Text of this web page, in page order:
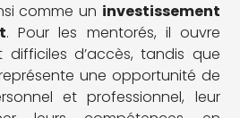
comme un investissement
. Pour les mentorés, il ouvre
d’accès, tandis que
une opportunité de
et professionnel, leur